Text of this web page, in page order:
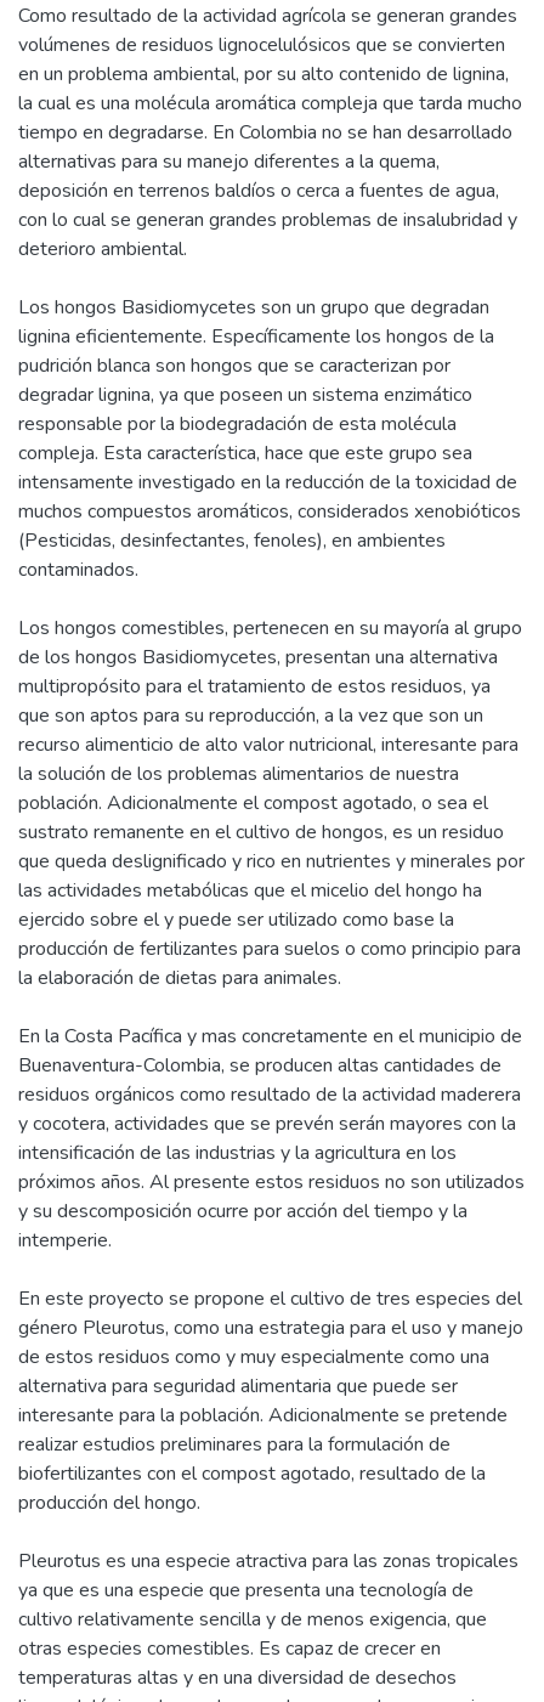
Como resultado de la actividad agrícola se generan grandes
volúmenes de residuos lignocelulósicos que se convierten
en un problema ambiental, por su alto contenido de lignina,
la cual es una molécula aromática compleja que tarda mucho
tiempo en degradarse. En Colombia no se han desarrollado
alternativas para su manejo diferentes a la quema,
deposición en terrenos baldíos o cerca a fuentes de agua,
con lo cual se generan grandes problemas de insalubridad y
deterioro ambiental.
Los hongos Basidiomycetes son un grupo que degradan
lignina eficientemente. Específicamente los hongos de la
pudrición blanca son hongos que se caracterizan por
degradar lignina, ya que poseen un sistema enzimático
responsable por la biodegradación de esta molécula
compleja. Esta característica, hace que este grupo sea
intensamente investigado en la reducción de la toxicidad de
muchos compuestos aromáticos, considerados xenobióticos
(Pesticidas, desinfectantes, fenoles), en ambientes
contaminados.
Los hongos comestibles, pertenecen en su mayoría al grupo
de los hongos Basidiomycetes, presentan una alternativa
multipropósito para el tratamiento de estos residuos, ya
que son aptos para su reproducción, a la vez que son un
recurso alimenticio de alto valor nutricional, interesante para
la solución de los problemas alimentarios de nuestra
población. Adicionalmente el compost agotado, o sea el
sustrato remanente en el cultivo de hongos, es un residuo
que queda deslignificado y rico en nutrientes y minerales por
las actividades metabólicas que el micelio del hongo ha
ejercido sobre el y puede ser utilizado como base la
producción de fertilizantes para suelos o como principio para
la elaboración de dietas para animales.
En la Costa Pacífica y mas concretamente en el municipio de
Buenaventura-Colombia, se producen altas cantidades de
residuos orgánicos como resultado de la actividad maderera
y cocotera, actividades que se prevén serán mayores con la
intensificación de las industrias y la agricultura en los
próximos años. Al presente estos residuos no son utilizados
y su descomposición ocurre por acción del tiempo y la
intemperie.
En este proyecto se propone el cultivo de tres especies del
género Pleurotus, como una estrategia para el uso y manejo
de estos residuos como y muy especialmente como una
alternativa para seguridad alimentaria que puede ser
interesante para la población. Adicionalmente se pretende
realizar estudios preliminares para la formulación de
biofertilizantes con el compost agotado, resultado de la
producción del hongo.
Pleurotus es una especie atractiva para las zonas tropicales
ya que es una especie que presenta una tecnología de
cultivo relativamente sencilla y de menos exigencia, que
otras especies comestibles. Es capaz de crecer en
temperaturas altas y en una diversidad de desechos